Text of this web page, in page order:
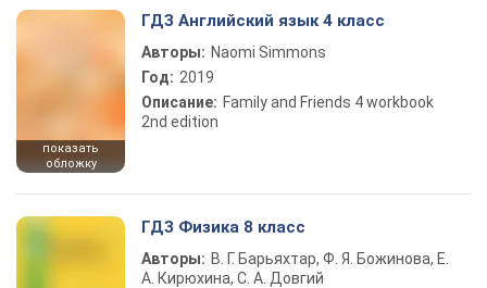
показать
обложку
ГДЗ Английский язык 4 класс
Авторы: Naomi Simmons
Год: 2019
Описание: Family and Friends 4 workbook
2nd edition
ГДЗ Физика 8 класс
Авторы: В. Г. Барьяхтар, Ф. Я. Божинова, Е.
А. Кирюхина, С. А. Довгий